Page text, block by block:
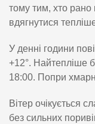
тому тим, хто
вдягнутися
У денні години
+12°. Найтепліше
18:00. Попри
Вітер очікується
без сильних